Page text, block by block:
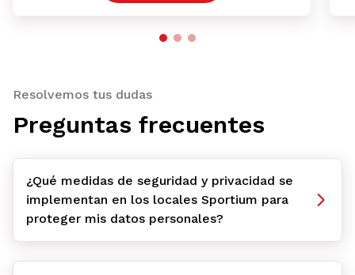
Resolvemos tus dudas
Preguntas frecuentes
¿Qué medidas de seguridad y privacidad se
implementan en los locales Sportium para
proteger mis datos personales?